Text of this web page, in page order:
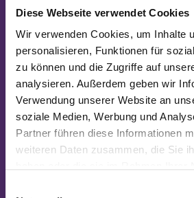
Diese Webseite verwendet Cookies
Wir verwenden Cookies, um Inhalte
personalisieren, Funktionen für
zu können und die Zugriffe auf
analysieren. Außerdem geben wir
Verwendung unserer Website an
soziale Medien, Werbung und
Partner führen diese Informationen
weiteren Daten zusammen, die Sie
Tagen in angenehmer
Atmosphäre – voll
mit maximalem
✅ Angenehme
✅ Modernes Training
✅
Jetzt kostenloses
sichern und selbst
entspannt Fitness im